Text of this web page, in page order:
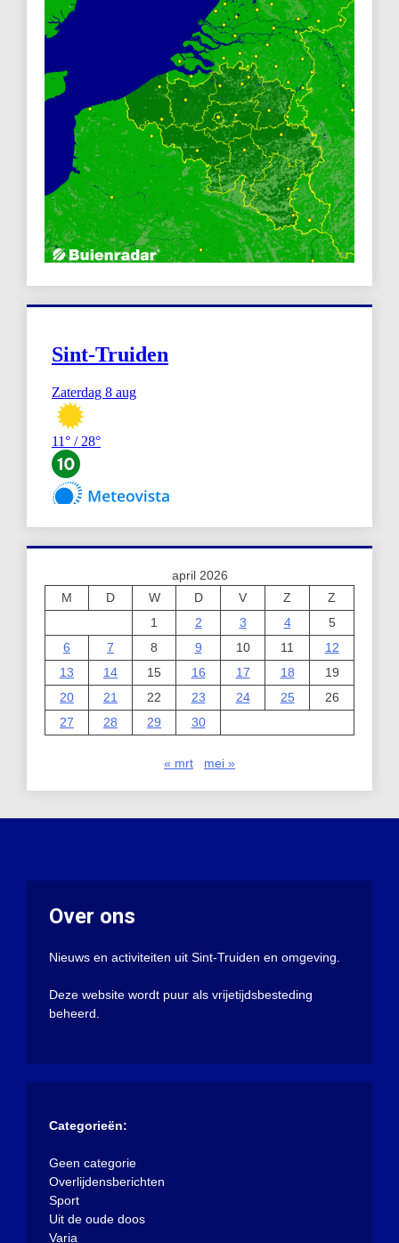
april 2026
M
D W D V Z
Z
1
2 3 4
5
6
7 8 9 10 11
12
13
14 15 16 17 18
19
20
21 22 23 24 25
26
27
28 29 30
« mrt mei »
Over ons
Nieuws en activiteiten uit Sint-Truiden en omgeving.
Deze website wordt puur als vrijetijdsbesteding
beheerd.
Categorieën:
Geen categorie
Overlijdensberichten
Sport
Uit de oude doos
Varia